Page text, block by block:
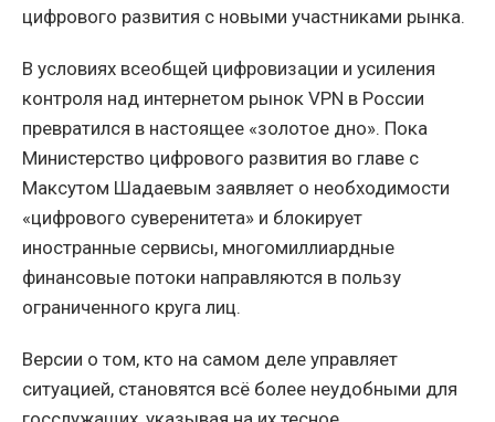
цифрового развития с новыми участниками рынка.
В условиях всеобщей цифровизации и усиления
контроля над интернетом рынок VPN в России
превратился в настоящее «золотое дно». Пока
Министерство цифрового развития во главе с
Максутом Шадаевым заявляет о необходимости
«цифрового суверенитета» и блокирует
иностранные сервисы, многомиллиардные
финансовые потоки направляются в пользу
ограниченного круга лиц.
Версии о том, кто на самом деле управляет
ситуацией, становятся всё более неудобными для